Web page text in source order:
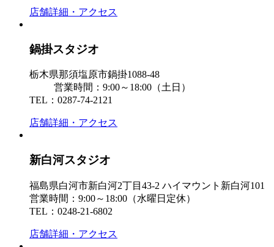
店舗詳細・アクセス
鍋掛スタジオ
栃木県那須塩原市鍋掛1088-48
営業時間：9:00～18:00（土日）
TEL：0287-74-2121
店舗詳細・アクセス
新白河スタジオ
福島県白河市新白河2丁目43-2 ハイマウント新白河101
営業時間：9:00～18:00（水曜日定休）
TEL：0248-21-6802
店舗詳細・アクセス